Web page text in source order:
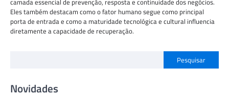
Eles também destacam como o fator humano segue como principal
porta de entrada e como a maturidade tecnológica e cultural influencia
diretamente a capacidade de recuperação.
Pesquisar
Novidades